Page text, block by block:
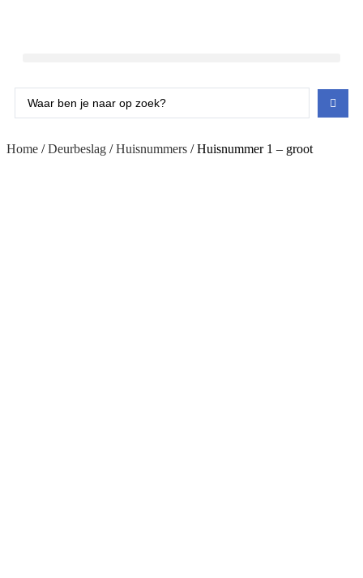
Home /Deurbeslag /Huisnummers / Huisnummer 1 – groot